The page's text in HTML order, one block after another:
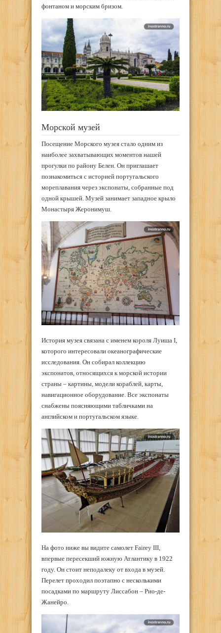
фонтаном и морским бризом.
Морской музей
Посещение Морского музея стало одним из
наиболее захватывающих моментов нашей
прогулки по району Белен. Он приглашает
познакомиться с историей португальского
мореплавания через экспонаты, собранные под
одной крышей. Музей занимает западное крыло
Монастыря Жеронимуш.
История музея связана с именем короля Луиша I,
которого интересовали океанографические
исследования. Он собирал коллекцию
экспонатов, относящихся к морской истории
страны – картины, модели кораблей, карты,
навигационное оборудование. Все экспонаты
снабжены поясняющими табличками на
английском и португальском языке.
На фото ниже вы видите самолет Fairey III,
впервые пересекший южную Атлантику в 1922
году. Он стоит неподалеку от входа в музей.
Перелет проходил поэтапно с несколькими
посадками по маршруту Лиссабон – Рио-де-
Жанейро.